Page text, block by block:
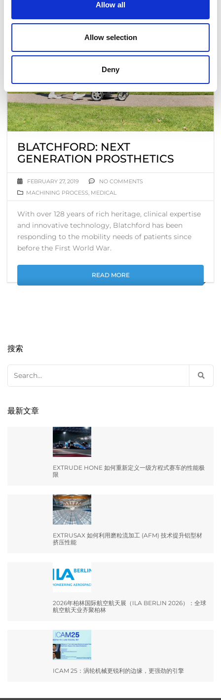
Allow all
Allow selection
Deny
BLATCHFORD: NEXT
GENERATION PROSTHETICS
FEBRUARY 27, 2019
NO COMMENTS
MACHINING PROCESS MEDICAL
With over 128 years of rich heritage, clinical expertise
and innovative technology, Blatchford has been
responding to the mobility needs of patients since
before the First World War.
READ MORE
搜索
for:
最新文章
EXTRUDE HONE 如何重新定义一级方程式赛车的性能极
限
EXTRUSAX 如何利用磨粒流加工 (AFM) 技术提升铝型材
挤压性能
2026年柏林国际航空航天展（ILA BERLIN 2026）：全球
航空航天业齐聚柏林
ICAM 25：涡轮机械更锐利的边缘，更强劲的引擎